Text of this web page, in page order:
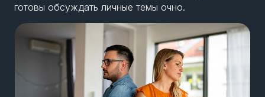
готовы обсуждать личные темы очно.